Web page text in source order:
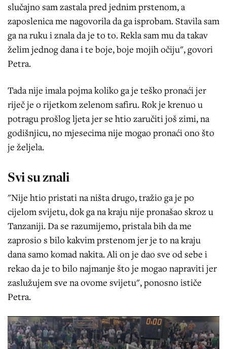
slučajno sam zastala pred jednim prstenom, a
zaposlenica me nagovorila da ga isprobam. Stavila sam
ga na ruku i znala da je to to. Rekla sam mu da takav
želim jednog dana i te boje, boje mojih očiju", govori
Petra.
Tada nije imala pojma koliko ga je teško pronaći jer
riječ je o rijetkom zelenom safiru. Rok je krenuo u
potragu prošlog ljeta jer se htio zaručiti još zimi, na
godišnjicu, no mjesecima nije mogao pronaći ono što
je željela.
Svi su znali
"Nije htio pristati na ništa drugo, tražio ga je po
cijelom svijetu, dok ga na kraju nije pronašao skroz u
Tanzaniji. Da se razumijemo, pristala bih da me
zaprosio s bilo kakvim prstenom jer je to na kraju
dana samo komad nakita. Ali on je dao sve od sebe i
rekao da je to bilo najmanje što je mogao napraviti jer
zaslužujem sve na ovome svijetu", ponosno ističe
Petra.